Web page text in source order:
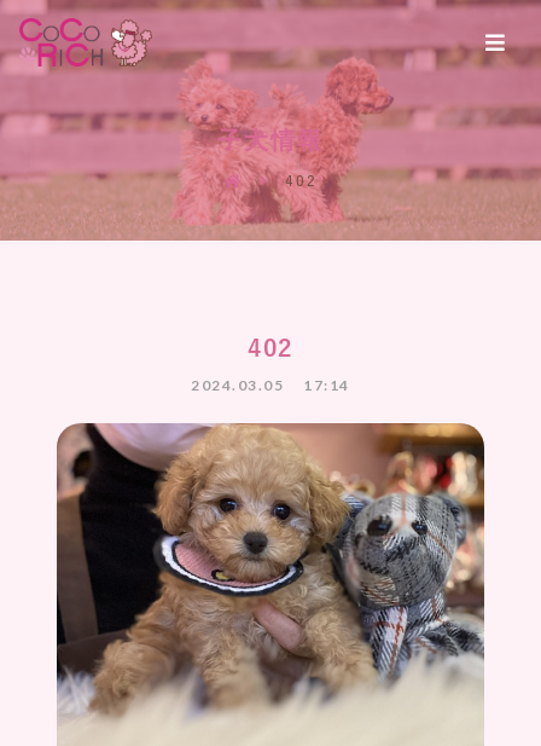
子犬情報
402
402
2024.03.05 17:14